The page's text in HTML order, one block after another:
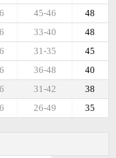
48
45-46
48
33-40
45
31-35
40
36-48
38
31-42
35
26-49